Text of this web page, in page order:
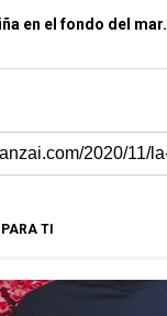
en el fondo del mar.
TI